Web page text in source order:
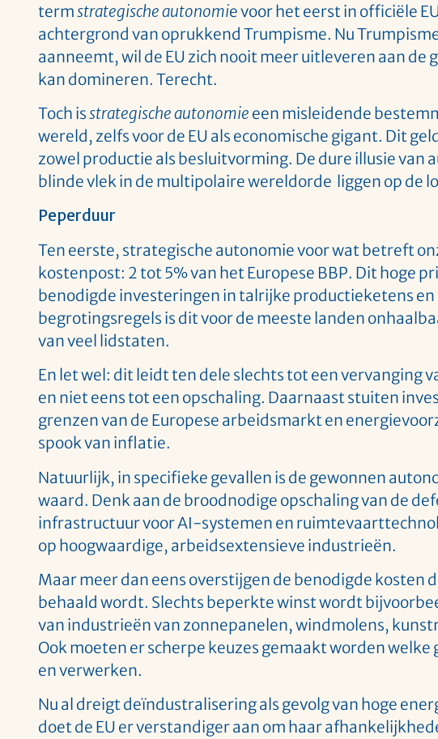
termstrategische autonomie voor het eerst in officiële
achtergrond van oprukkend Trumpisme. Nu
aanneemt, wil de EU zich nooit meer uitleveren aan de
kan domineren. Terecht.
Toch isstrategische autonomie een misleidende
wereld, zelfs voor de EU als economische gigant. Dit
zowel productie als besluitvorming. De dure illusie van
blinde vlek in de multipolaire wereldorde liggen op de
Peperduur
Ten eerste, strategische autonomie voor wat betreft
kostenpost: 2 tot 5% van het Europese BBP. Dit hoge
benodigde investeringen in talrijke productieketens
begrotingsregels is dit voor de meeste landen
van veel lidstaten.
En let wel: dit leidt ten dele slechts tot een vervanging
en niet eens tot een opschaling. Daarnaast stuiten
grenzen van de Europese arbeidsmarkt en
spook van inflatie.
Natuurlijk, in specifieke gevallen is de gewonnen
waard. Denk aan de broodnodige opschaling van de
infrastructuur voor AI-systemen en
op hoogwaardige, arbeidsextensieve industrieën.
Maar meer dan eens overstijgen de benodigde kosten
behaald wordt. Slechts beperkte winst wordt
van industrieën van zonnepanelen, windmolens,
Ook moeten er scherpe keuzes gemaakt worden
en verwerken.
Nu al dreigt deïndustralisering als gevolg van hoge
doet de EU er verstandiger aan om haar